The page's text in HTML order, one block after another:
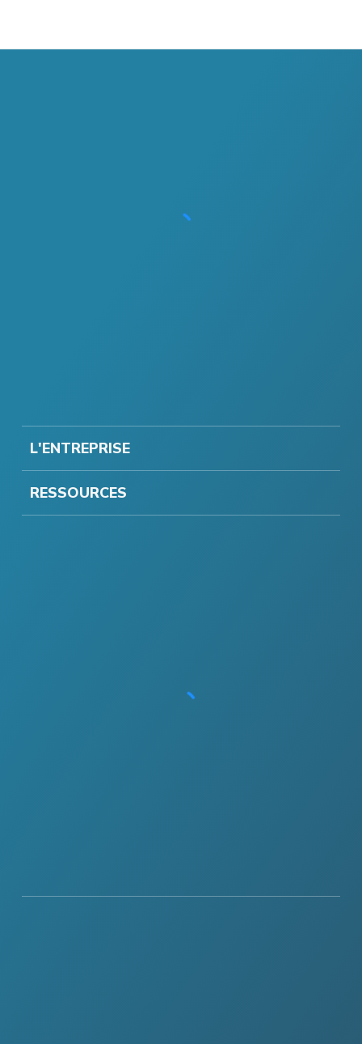
L'ENTREPRISE
RESSOURCES